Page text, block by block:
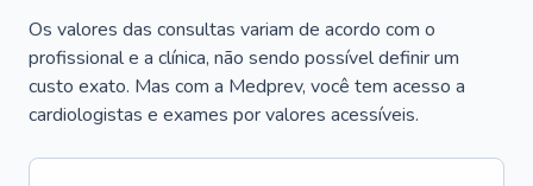
Os valores das consultas variam de acordo com o
profissional e a clínica, não sendo possível definir um
custo exato. Mas com a Medprev, você tem acesso a
cardiologistas e exames por valores acessíveis.